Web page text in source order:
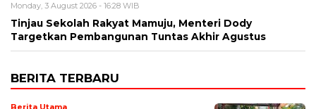
Monday, 3 August 2026 - 16:28 WIB
Tinjau Sekolah Rakyat Mamuju, Menteri Dody
Targetkan Pembangunan Tuntas Akhir Agustus
BERITA TERBARU